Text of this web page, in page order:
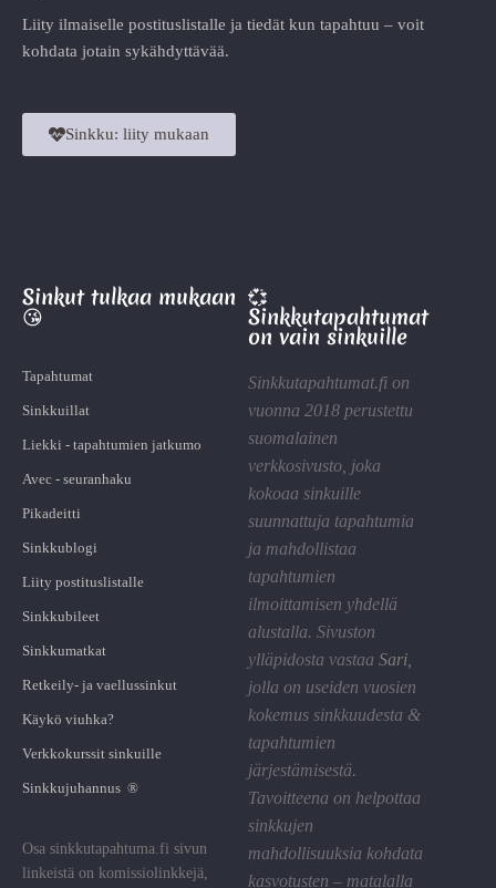
Liity ilmaiselle postituslistalle ja tiedät kun tapahtuu – voit
kohdata jotain sykähdyttävää.
Sinkku: liity mukaan
Sinkut tulkaa mukaan
😘
Tapahtumat
Sinkkuillat
Liekki - tapahtumien jatkumo
Avec - seuranhaku
Pikadeitti
Sinkkublogi
Liity postituslistalle
Sinkkubileet
Sinkkumatkat
Retkeily- ja vaellussinkut
Käykö viuhka?
Verkkokurssit sinkuille
Sinkkujuhannus ®
Osa sinkkutapahtuma.fi sivun
linkeistä on komissiolinkkejä,
💞
Sinkkutapahtumat
on vain sinkuille
Sinkkutapahtumat.fi on
vuonna 2018 perustettu
suomalainen
verkkosivusto, joka
kokoaa sinkuille
suunnattuja tapahtumia
ja mahdollistaa
tapahtumien
ilmoittamisen yhdellä
alustalla. Sivuston
ylläpidosta vastaa Sari
jolla on useiden vuosien
kokemus sinkkuudesta &
tapahtumien
järjestämisestä.
Tavoitteena on helpottaa
sinkkujen
mahdollisuuksia kohdata
kasvotusten – matalalla